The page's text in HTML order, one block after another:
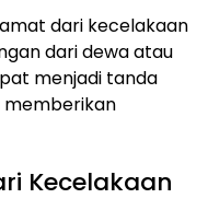
dari kecelakaan
dari dewa atau
menjadi tanda
memberikan
Kecelakaan